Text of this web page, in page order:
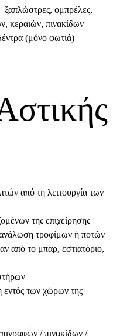
ομπρέλες,
κεραιών, πινακίδων
(μόνο φωτιά)
από τη λειτουργία των
της επιχείρησης
τροφίμων ή ποτών
από το μπαρ, εστιατόριο,
των χώρων της
/ πινακίδων /